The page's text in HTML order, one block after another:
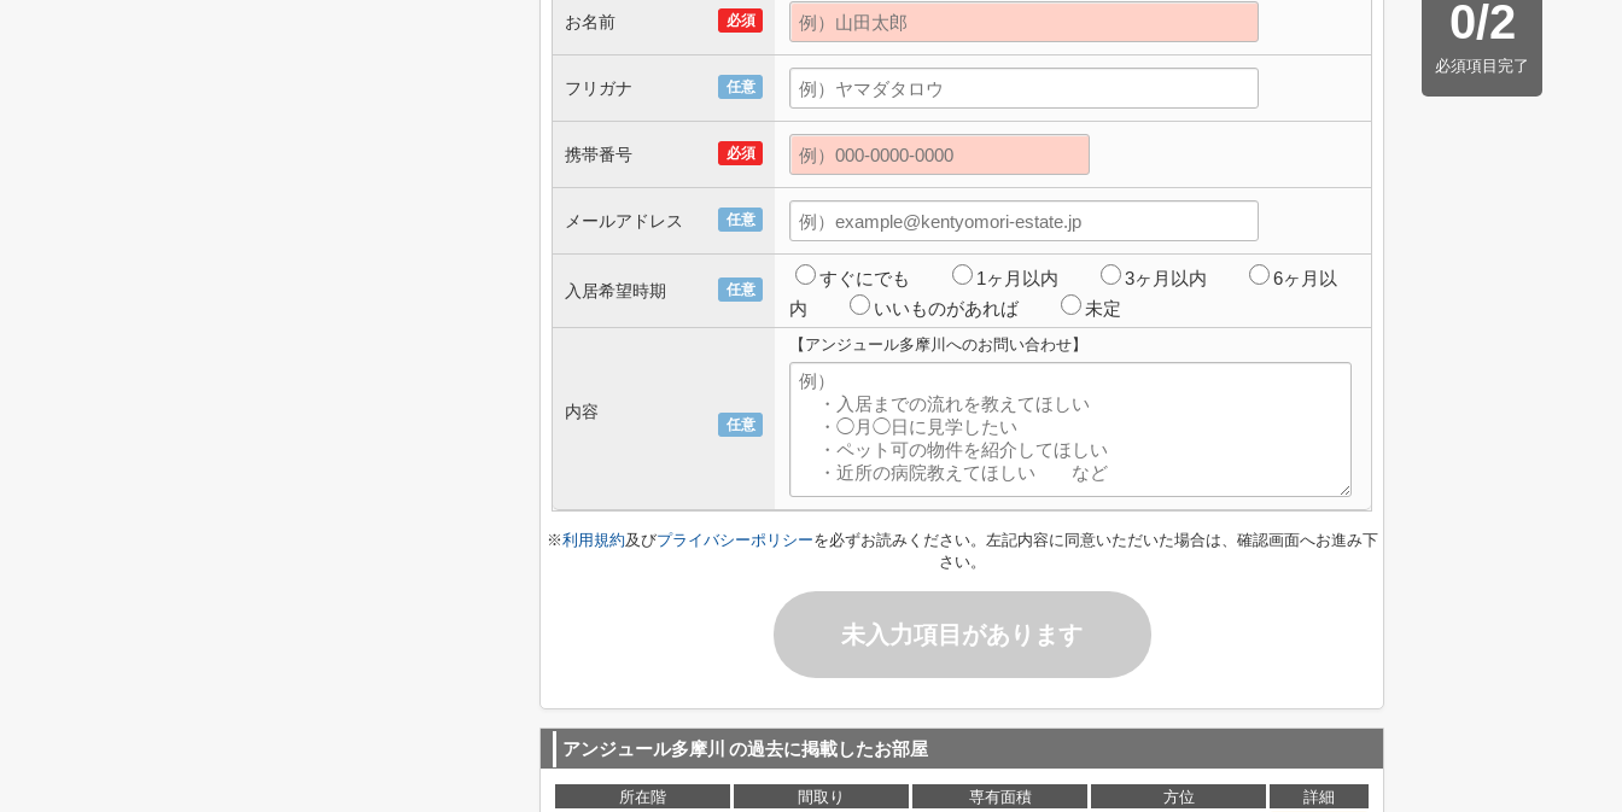
0/2
必須項目完了
必須
お名前
任意
フリガナ
必須
携帯番号
任意
メールアドレス
任意
入居希望時期
すぐにでも 1ヶ月以内 3ヶ月以内
6ヶ月以
内
いいものがあれば 未定
任意
内容
【アンジュール多摩川へのお問い合わせ】
※利用規約及びプライバシーポリシーを必ずお読みください。左記内容に同意いただいた場合は、確認画面へお進み下
さい。
未入力項目があります
アンジュール多摩川 の過去に掲載したお部屋
所在階 間取り 専有面積 方位
詳細